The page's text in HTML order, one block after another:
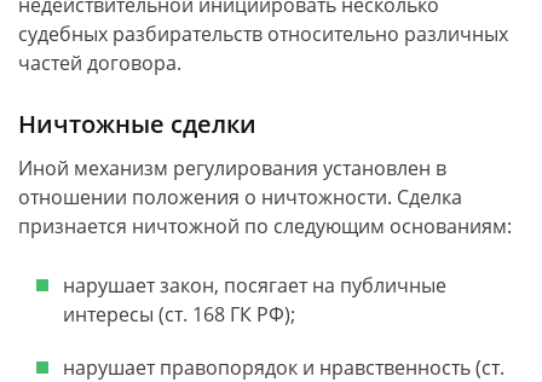
судебных разбирательств относительно различных
частей договора.
Ничтожные сделки
Иной механизм регулирования установлен в
отношении положения о ничтожности. Сделка
признается ничтожной по следующим основаниям:
нарушает закон, посягает на публичные
интересы (ст. 168 ГК РФ);
нарушает правопорядок и нравственность (ст.